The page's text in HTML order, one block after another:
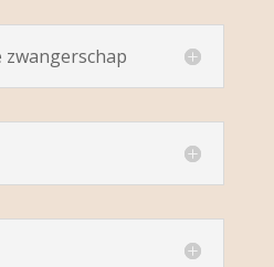
zwangerschap